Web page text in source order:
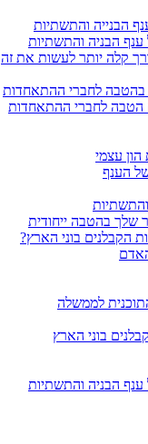
הבנייה והתשתיות
ענף הבניה והתשתיות
קלה יותר לעשות את זה
בהטבה לחברי ההתאחדות
הטבה לחברי ההתאחדות
עצמי
הענף
שלך בהטבה ייחודית
הקבלנים בוני הארץ?
לממשלה
בוני הארץ
ענף הבניה והתשתיות